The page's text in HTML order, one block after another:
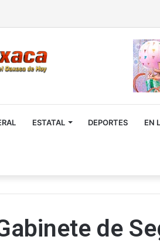
ESTATAL DEPORTES EN
de